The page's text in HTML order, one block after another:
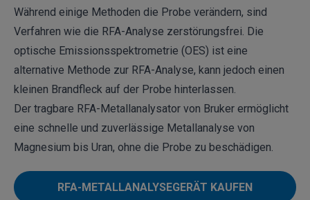
Während einige Methoden die Probe verändern, sind
Verfahren wie die RFA-Analyse zerstörungsfrei. Die
optische Emissionsspektrometrie (OES) ist eine
alternative Methode zur RFA-Analyse, kann jedoch einen
kleinen Brandfleck auf der Probe hinterlassen.
Der tragbare RFA-Metallanalysator von Bruker ermöglicht
eine schnelle und zuverlässige Metallanalyse von
Magnesium bis Uran, ohne die Probe zu beschädigen.
RFA-METALLANALYSEGERÄT KAUFEN